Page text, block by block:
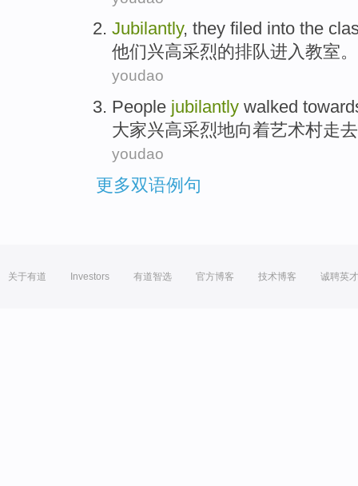
Jubilantly, they filed into the
他们兴高采烈的排队进入教室。
youdao
People jubilantly walked
大家兴高采烈地向着艺术村走去
youdao
更多双语例句
关于有道 Investors 有道智选 官方博客 技术博客 诚聘英才